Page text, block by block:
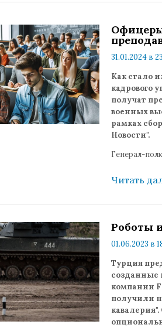
31.01.2024 в
Как стало
кадрового
получат
военных
рамках
Новости".
Генерал-
Читать
Роботы
01.06.2023 в
Турция
созданные
компании
получили